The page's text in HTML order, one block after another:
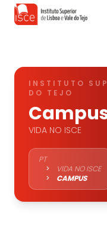
INSTITUTO
DO TEJO
VIDA NO ISCE
PT
>
VIDA NO ISCE
>
CAMPUS